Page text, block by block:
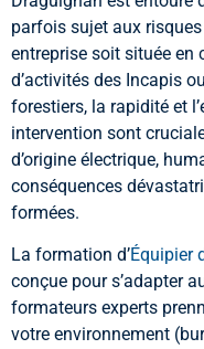
parfois sujet aux
entreprise soit située en
d’activités des Incapis
forestiers, la rapidité et
intervention sont
d’origine électrique,
conséquences
formées.
La formation d’Équipier
conçue pour s’adapter
formateurs experts
votre environnement